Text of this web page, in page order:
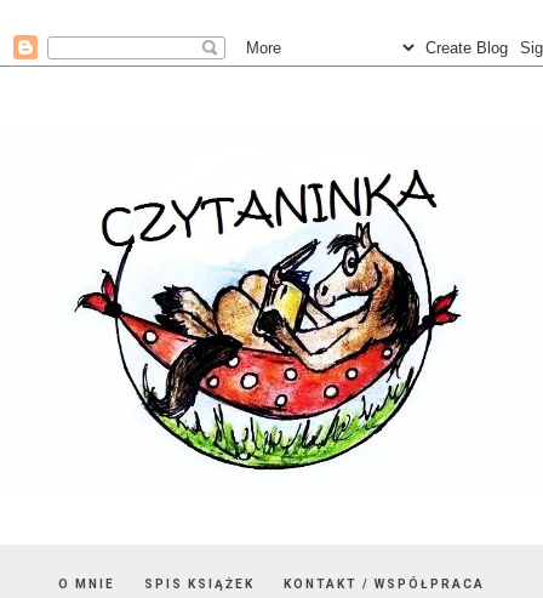
O MNIE SPIS KSIĄŻEK
KONTAKT / WSPÓŁPRACA